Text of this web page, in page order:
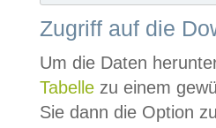
Zugriff auf die
Um die Daten
Tabelle zu einem
Sie dann die Option